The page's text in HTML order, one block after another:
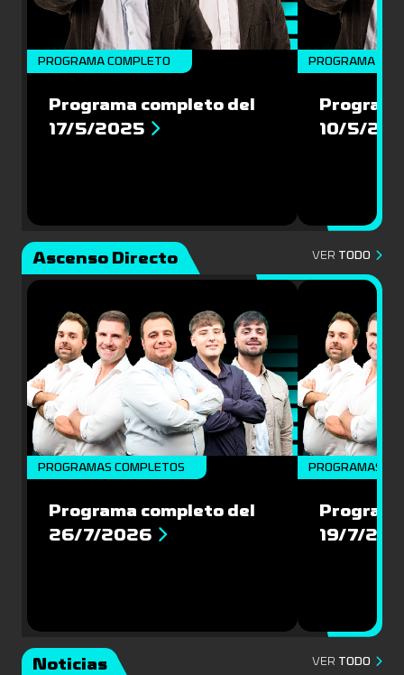
PROGRAMA COMPLETO
Programa completo del
17/5/2025
PROGRAMA
10/5/
Ascenso Directo VER TODO
PROGRAMAS COMPLETOS
Programa completo del
26/7/2026
PROGRAMAS
19/7/
Noticias VER TODO